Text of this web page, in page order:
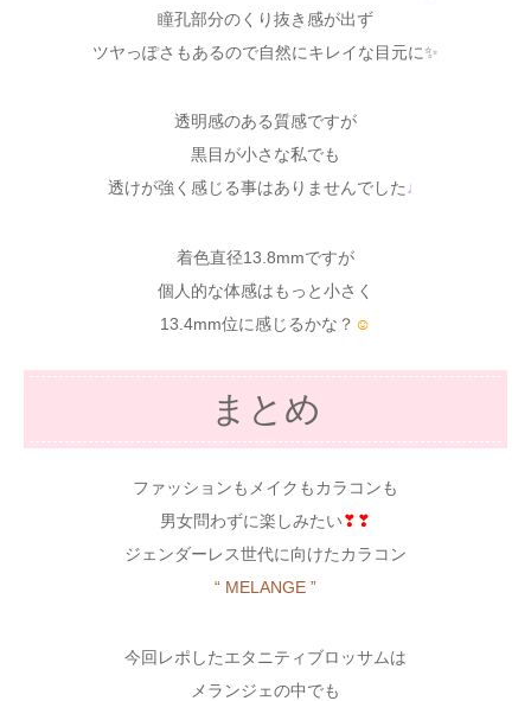
瞳孔部分のくり抜き感が出ず
ツヤっぽさもあるので自然にキレイな目元に✨
透明感のある質感ですが
黒目が小さな私でも
透けが強く感じる事はありませんでした♩
着色直径13.8mmですが
個人的な体感はもっと小さく
13.4mm位に感じるかな？ ☺
まとめ
ファッションもメイクもカラコンも
男女問わずに楽しみたい❣❣
ジェンダーレス世代に向けたカラコン
“ MELANGE ”
今回レポしたエタニティブロッサムは
メランジェの中でも